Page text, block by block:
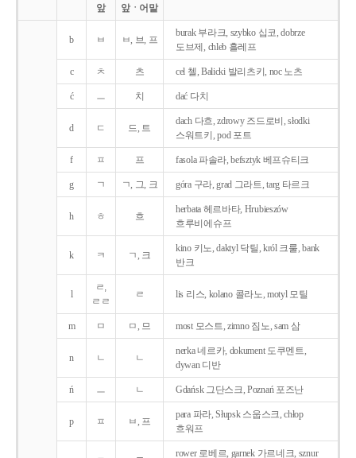
앞
앞ㆍ어말
b ㅂ ㅂ, 브, 프
burak 부라크, szybko 십코, dobrze
도브제, chleb 흘레프
c ㅊ 츠 cel 첼, Balicki 발리츠키, noc 노츠
ć ㅡ 치 dać 다치
d ㄷ 드, 트
dach 다흐, zdrowy 즈드로비, słodki
스워트키, pod 포트
f ㅍ 프 fasola 파솔라, befsztyk 베프슈티크
g ㄱ ㄱ, 그, 크 góra 구라, grad 그라트, targ 타르크
h ㅎ 흐
herbata 헤르바타, Hrubieszów
흐루비에슈프
k ㅋ ㄱ, 크
kino 키노, daktyl 닥틸, król 크룰, bank
반크
l
ㄹ,
ㄹㄹ
ㄹ lis 리스, kolano 콜라노, motyl 모틸
m ㅁ ㅁ, 므 most 모스트, zimno 짐노, sam 삼
n ㄴ ㄴ
nerka 네르카, dokument 도쿠멘트,
dywan 디반
ń ㅡ ㄴ Gdańsk 그단스크, Poznań 포즈난
p ㅍ ㅂ, 프
para 파라, Słupsk 스웁스크, chłop
흐워프
rower 로베르, garnek 가르네크, sznur